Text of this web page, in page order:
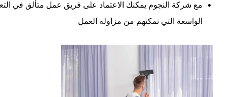
مع شركة النجوم يمكنك الاعتماد على فريق عمل متألق في
الواسعة التي تمكنهم من مزاولة العمل